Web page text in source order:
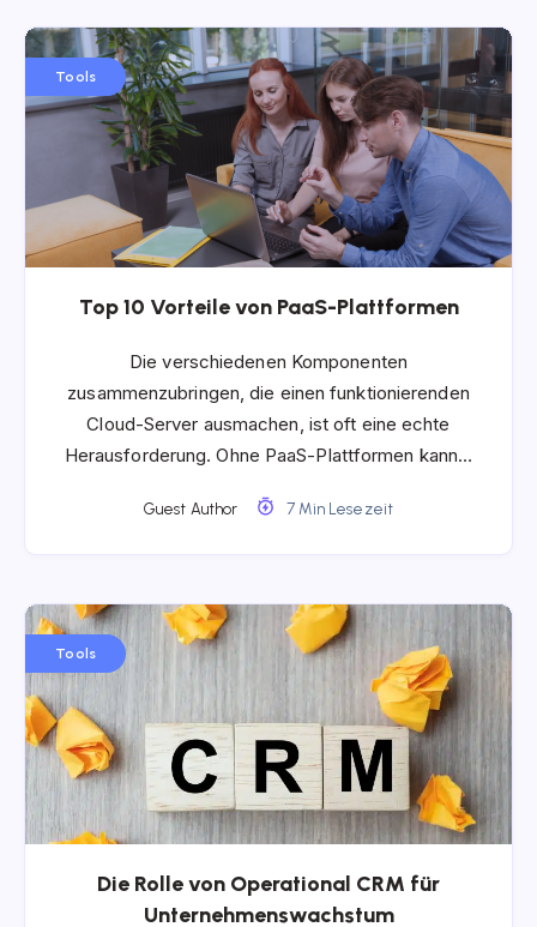
Tools
Top 10 Vorteile von PaaS-Plattformen
Die verschiedenen Komponenten
zusammenzubringen, die einen funktionierenden
Cloud-Server ausmachen, ist oft eine echte
Herausforderung. Ohne PaaS-Plattformen kann…
Guest Author 7 Min Lesezeit
Tools
Die Rolle von Operational CRM für
Unternehmenswachstum